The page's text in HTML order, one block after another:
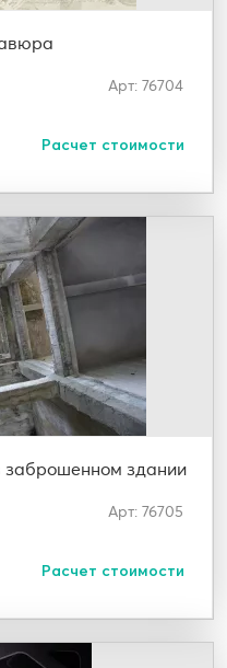
Арт: 76704
Расчет стоимости
заброшенном здании
Арт: 76705
Расчет стоимости